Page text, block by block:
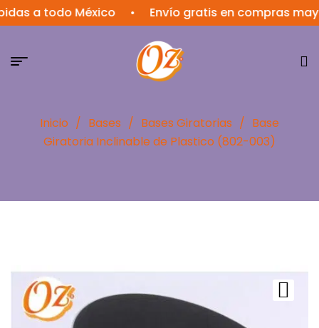
todo México • Envío gratis en compras mayores
Inicio / Bases / Bases Giratorias / Base
Giratoria Inclinable de Plastico (802-003)